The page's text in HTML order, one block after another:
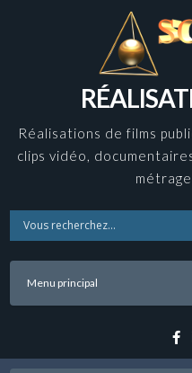
Réalisations de films
clips vidéo,
Menu principal